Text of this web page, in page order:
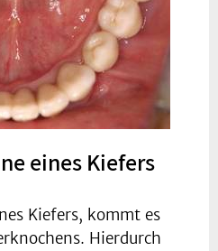
eines Kiefers
Kiefers, kommt es
Hierdurch